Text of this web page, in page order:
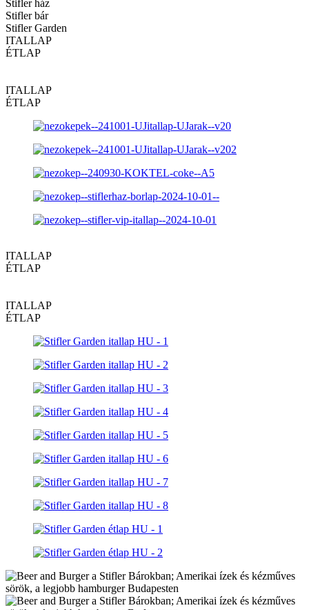
Stifler ház
Stifler bár
Stifler Garden
ITALLAP
ÉTLAP
ITALLAP
ÉTLAP
ITALLAP
ÉTLAP
ITALLAP
ÉTLAP